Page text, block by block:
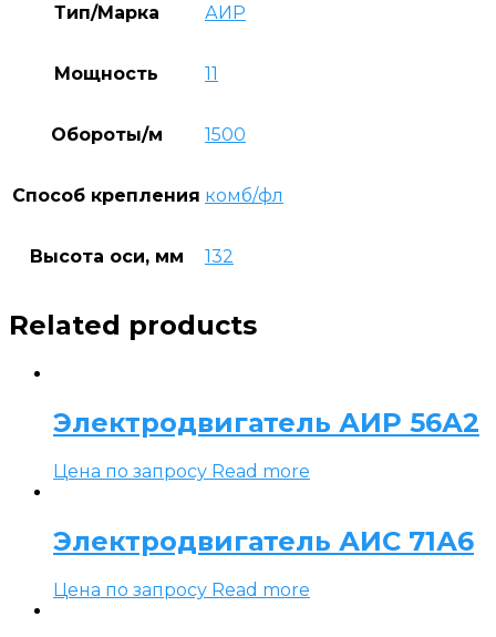
Тип/Марка АИР
Мощность 11
Обороты/м 1500
Способ крепления комб/фл
Высота оси, мм 132
Related products
Электродвигатель АИР 56А2
Цена по запросу Read more
Электродвигатель АИС 71А6
Цена по запросу Read more